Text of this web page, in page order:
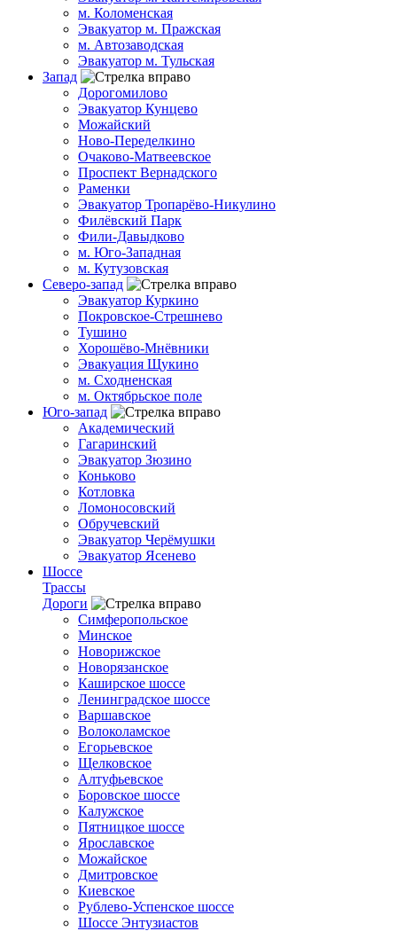
м. Коломенская
Эвакуатор м. Пражская
м. Автозаводская
Эвакуатор м. Тульская
Запад
Дорогомилово
Эвакуатор Кунцево
Можайский
Ново-Переделкино
Очаково-Матвеевское
Проспект Вернадского
Раменки
Эвакуатор Тропарёво-Никулино
Филёвский Парк
Фили-Давыдково
м. Юго-Западная
м. Кутузовская
Северо-запад
Эвакуатор Куркино
Покровское-Стрешнево
Тушино
Хорошёво-Мнёвники
Эвакуация Щукино
м. Сходненская
м. Октябрьское поле
Юго-запад
Академический
Гагаринский
Эвакуатор Зюзино
Коньково
Котловка
Ломоносовский
Обручевский
Эвакуатор Черёмушки
Эвакуатор Ясенево
Шоссе
Трассы
Дороги
Симферопольское
Минское
Новорижское
Новорязанское
Каширское шоссе
Ленинградское шоссе
Варшавское
Волоколамское
Егорьевское
Щелковское
Алтуфьевское
Боровское шоссе
Калужское
Пятницкое шоссе
Ярославское
Можайское
Дмитровское
Киевское
Рублево-Успенское шоссе
Шоссе Энтузиастов